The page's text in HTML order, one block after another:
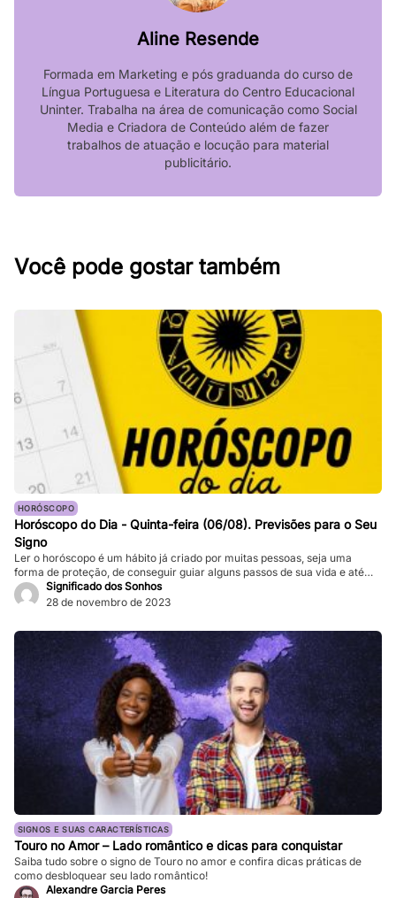
Aline Resende
Formada em Marketing e pós graduanda do curso de
Língua Portuguesa e Literatura do Centro Educacional
Uninter. Trabalha na área de comunicação como Social
Media e Criadora de Conteúdo além de fazer
trabalhos de atuação e locução para material
publicitário.
Você pode gostar também
HORÓSCOPO
Horóscopo do Dia - Quinta-feira (06/08). Previsões para o Seu
Signo
Ler o horóscopo é um hábito já criado por muitas pessoas, seja uma
forma de proteção, de conseguir guiar alguns passos de sua vida e até
mesmo de sair de determinadas “roubadas”, não é mesmo? Quer saber o
que os astros estão prevendo para seu signo no dia de hoje? Basta
Significado dos Sonhos
28 de novembro de 2023
SIGNOS E SUAS CARACTERÍSTICAS
Touro no Amor – Lado romântico e dicas para conquistar
Saiba tudo sobre o signo de Touro no amor e confira dicas práticas de
como desbloquear seu lado romântico!
Alexandre Garcia Peres